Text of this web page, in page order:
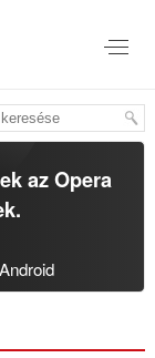
azOpera